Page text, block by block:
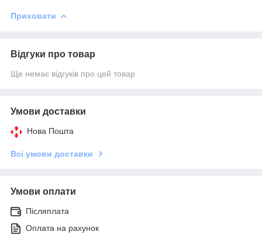
Приховати
Відгуки про товар
Ще немає відгуків про цей товар
Умови доставки
Нова Пошта
Всі умови доставки
Умови оплати
Післяплата
Оплата на рахунок